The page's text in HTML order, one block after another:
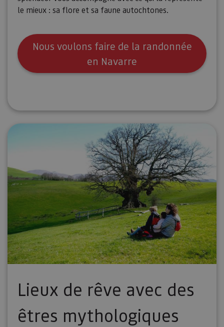
le mieux : sa flore et sa faune autochtones.
Nous voulons faire de la randonnée
en Navarre
Lieux de rêve avec des
êtres mythologiques